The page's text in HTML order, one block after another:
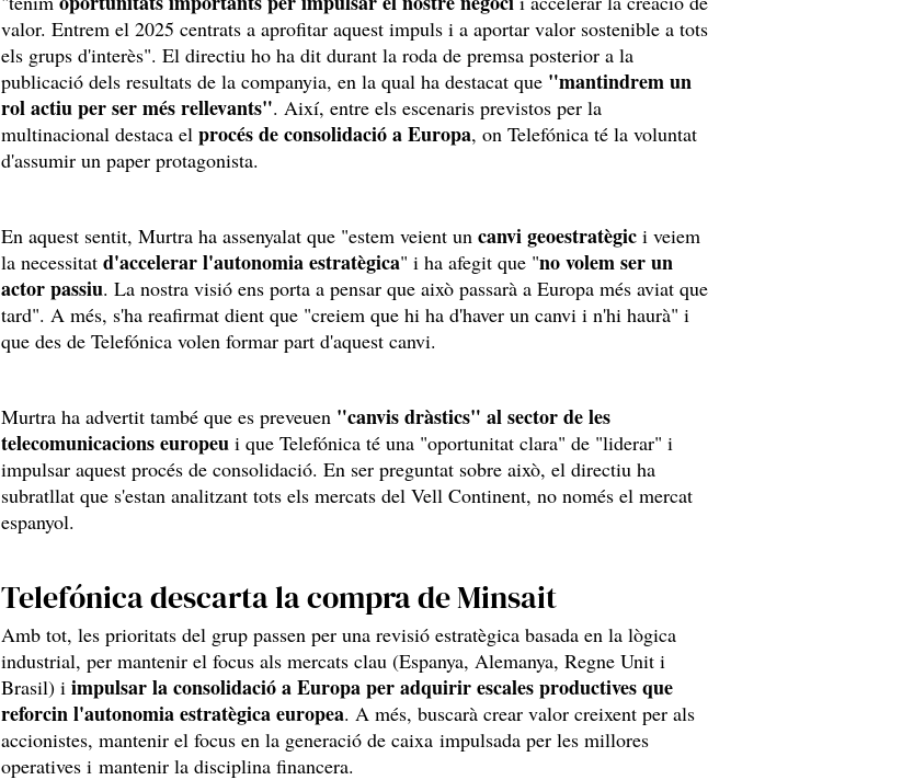
valor. Entrem el 2025 centrats a aprofitar aquest impuls i a aportar valor sostenible a tots
els grups d'interès". El directiu ho ha dit durant la roda de premsa posterior a la
publicació dels resultats de la companyia, en la qual ha destacat que "mantindrem un
rol actiu per ser més rellevants". Així, entre els escenaris previstos per la
multinacional destaca el procés de consolidació a Europa, on Telefónica té la voluntat
d'assumir un paper protagonista.
En aquest sentit, Murtra ha assenyalat que "estem veient un canvi geoestratègic i veiem
la necessitat d'accelerar l'autonomia estratègica" i ha afegit que "no volem ser un
actor passiu. La nostra visió ens porta a pensar que això passarà a Europa més aviat que
tard". A més, s'ha reafirmat dient que "creiem que hi ha d'haver un canvi i n'hi haurà" i
que des de Telefónica volen formar part d'aquest canvi.
Murtra ha advertit també que es preveuen "canvis dràstics" al sector de les
telecomunicacions europeu i que Telefónica té una "oportunitat clara" de "liderar" i
impulsar aquest procés de consolidació. En ser preguntat sobre això, el directiu ha
subratllat que s'estan analitzant tots els mercats del Vell Continent, no només el mercat
espanyol.
Telefónica descarta la compra de Minsait
Amb tot, les prioritats del grup passen per una revisió estratègica basada en la lògica
industrial, per mantenir el focus als mercats clau (Espanya, Alemanya, Regne Unit i
Brasil) i impulsar la consolidació a Europa per adquirir escales productives que
reforcin l'autonomia estratègica europea. A més, buscarà crear valor creixent per als
accionistes, mantenir el focus en la generació de caixa impulsada per les millores
operatives i mantenir la disciplina financera.